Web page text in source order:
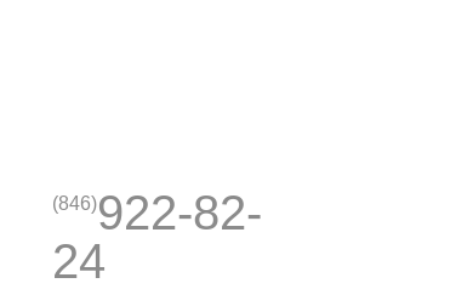
(846)922-82-
24